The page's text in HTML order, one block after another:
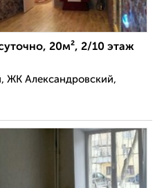
20м², 2/10 этаж
ЖК Александровский,